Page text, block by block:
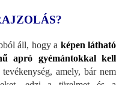
áll, hogy a képen látható
apró gyémántokkal kell
amely, bár nem